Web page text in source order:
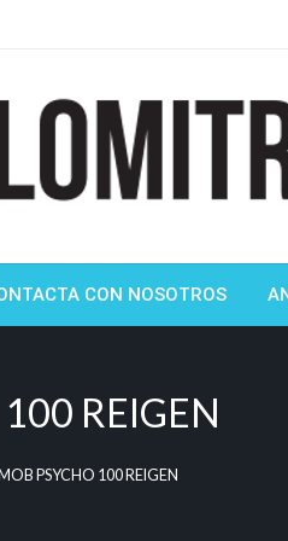
CON NOSOTROS
REIGEN
MOB PSYCHO 100 REIGEN